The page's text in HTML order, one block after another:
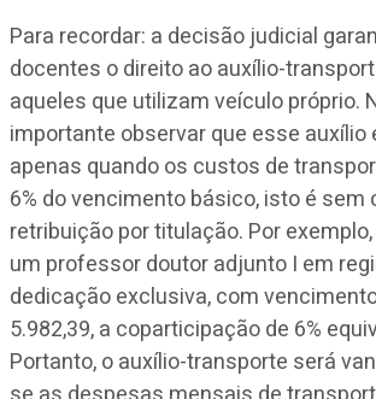
Para recordar: a decisão judicial
docentes o direito ao auxílio-
aqueles que utilizam veículo próprio.
importante observar que esse auxílio
apenas quando os custos de
6% do vencimento básico, isto é sem
retribuição por titulação. Por
um professor doutor adjunto I em
dedicação exclusiva, com
5.982,39, a coparticipação de 6%
Portanto, o auxílio-transporte será